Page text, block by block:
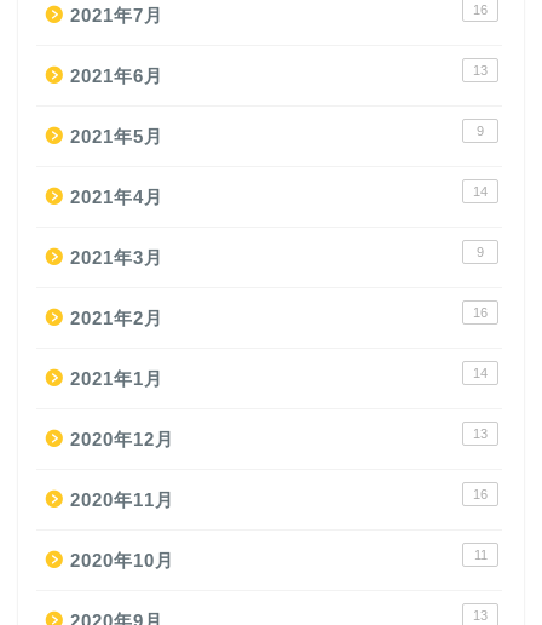
2021年7月 16
2021年6月 13
2021年5月 9
2021年4月 14
2021年3月 9
2021年2月 16
2021年1月 14
2020年12月 13
2020年11月 16
2020年10月 11
2020年9月 13